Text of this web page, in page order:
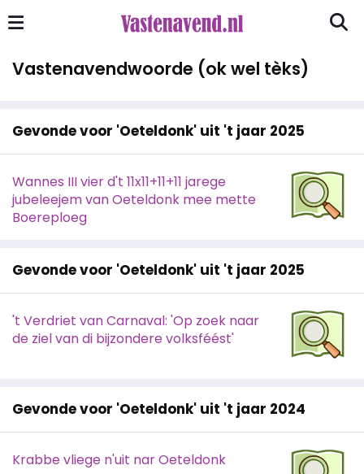
Vastenavendwoorde (ok wel tèks)
Gevonde voor 'Oeteldonk' uit 't jaar 2025
Wannes III vier d't 11x11+11+11 jarege
jubeleejem van Oeteldonk mee mette
Boereploeg
Gevonde voor 'Oeteldonk' uit 't jaar 2025
't Verdriet van Carnaval: 'Op zoek naar
de ziel van di bijzondere volksféést'
Gevonde voor 'Oeteldonk' uit 't jaar 2024
Krabbe vliege n'uit nar Oeteldonk